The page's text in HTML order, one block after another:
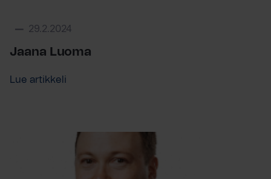
29.2.2024
Jaana Luoma
Lue artikkeli